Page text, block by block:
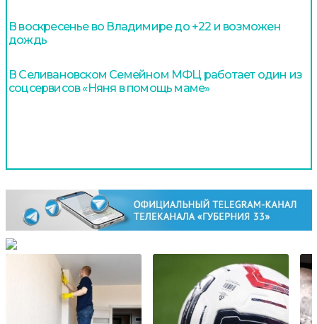
В воскресенье во Владимире до +22 и возможен
дождь
В Селивановском Семейном МФЦ работает один из
соцсервисов «Няня в помощь маме»